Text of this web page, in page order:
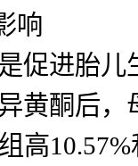
响
促进胎
黄酮后
高